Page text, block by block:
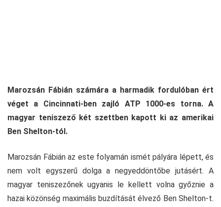
Marozsán Fábián számára a harmadik fordulóban ért
véget a Cincinnati-ben zajló ATP 1000-es torna. A
magyar teniszező két szettben kapott ki az amerikai
Ben Shelton-tól.
Marozsán Fábián az este folyamán ismét pályára lépett, és
nem volt egyszerű dolga a negyeddöntőbe jutásért. A
magyar teniszezőnek ugyanis le kellett volna győznie a
hazai közönség maximális buzdítását élvező Ben Shelton-t.